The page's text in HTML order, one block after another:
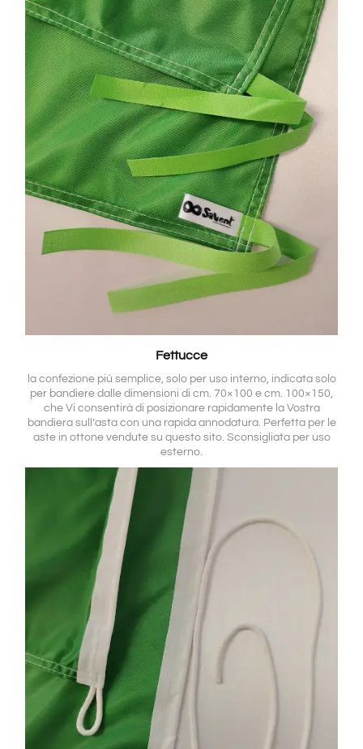
Fettucce
la confezione più semplice, solo per uso interno, indicata solo
per bandiere dalle dimensioni di cm. 70×100 e cm. 100×150,
che Vi consentirà di posizionare rapidamente la Vostra
bandiera sull’asta con una rapida annodatura. Perfetta per le
aste in ottone vendute su questo sito. Sconsigliata per uso
esterno.